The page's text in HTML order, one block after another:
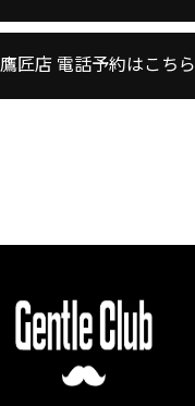
鷹匠店 電話予約はこちら